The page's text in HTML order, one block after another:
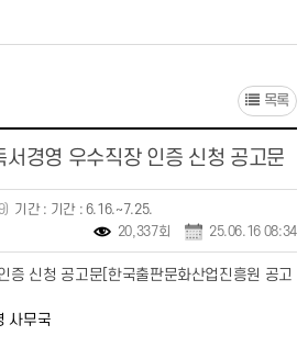
목록
경영 우수직장 인증 신청 공고문
기간 : 기간 : 6.16.~7.25.
20,337회
25.06.16 08:34
증 신청 공고문[한국출판문화산업진흥원 공고
사무국